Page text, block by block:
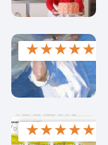
★★★★★
★★★★★